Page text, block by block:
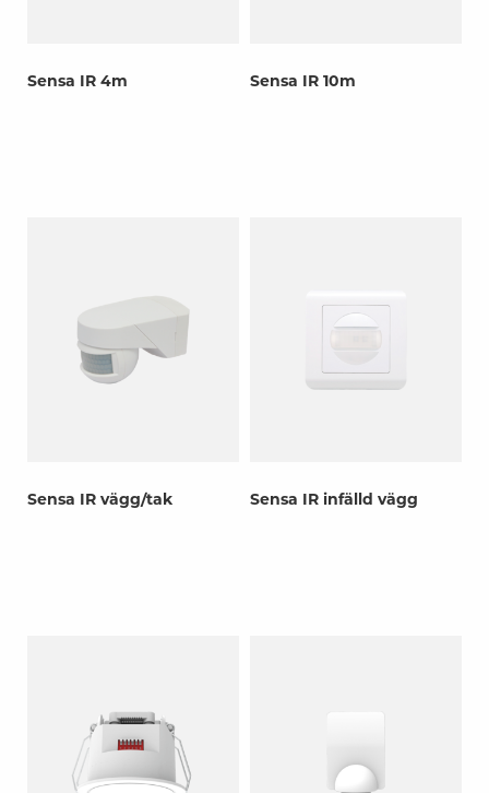
Sensa IR 4m Sensa IR 10m
Sensa IR vägg/tak Sensa IR infälld vägg